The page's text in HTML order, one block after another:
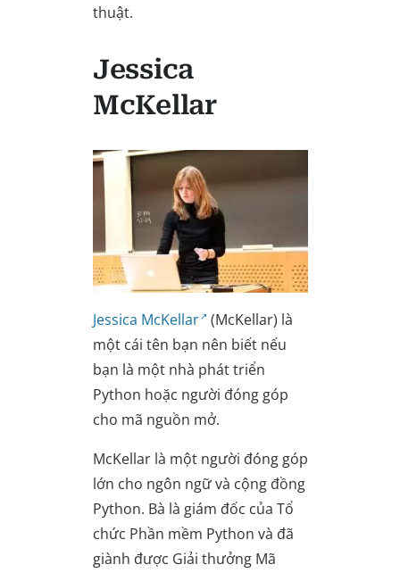
thuật.
Jessica
McKellar
Jessica McKellar (McKellar) là
một cái tên bạn nên biết nếu
bạn là một nhà phát triển
Python hoặc người đóng góp
cho mã nguồn mở.
McKellar là một người đóng góp
lớn cho ngôn ngữ và cộng đồng
Python. Bà là giám đốc của Tổ
chức Phần mềm Python và đã
giành được Giải thưởng Mã